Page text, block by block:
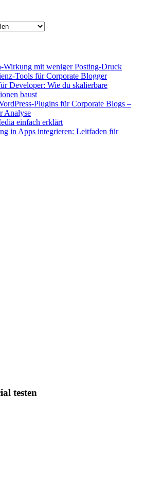
Wirkung mit weniger Posting-Druck
Tools für Corporate Blogger
Developer: Wie du skalierbare
baust
Plugins für Corporate Blogs –
Analyse
einfach erklärt
in Apps integrieren: Leitfaden für
testen